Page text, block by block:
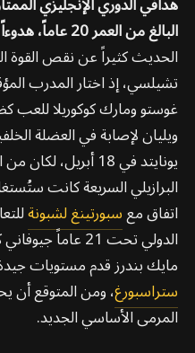
البالغ من العمر 20 عاماً، هدوءاً واتزاناً مرة أخرى.
الحديث كثيراً عن نقص القوة
تشيلسي، إذ اختار المدرب
غوستو ومارك كوكوريلا للعب
ويليان لإصابة في العضلة
يونايتد في 18
البرازيلي السريعة كانت
اتفاق معسبورتينغ لشبونة
الدولي تحت 21
مايك بندرز قدم مستويات
ستراسبورغ، ومن المتوقع
المرمى الأساسي الجديد.